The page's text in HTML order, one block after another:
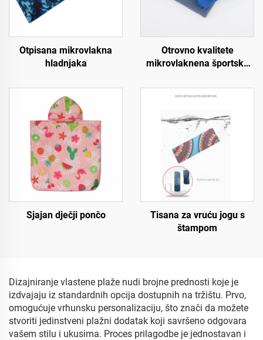
Otpisana mikrovlakna
hladnjaka
Otrovno kvalitete
mikrovlaknena športska
Sjajan dječji pončo
Tisana za vruću jogu s
štampom
Dizajniranje vlastene plaže nudi brojne prednosti koje je
izdvajaju iz standardnih opcija dostupnih na tržištu. Prvo,
omogućuje vrhunsku personalizaciju, što znači da možete
stvoriti jedinstveni plažni dodatak koji savršeno odgovara
vašem stilu i ukusima. Proces prilagodbe je jednostavan i